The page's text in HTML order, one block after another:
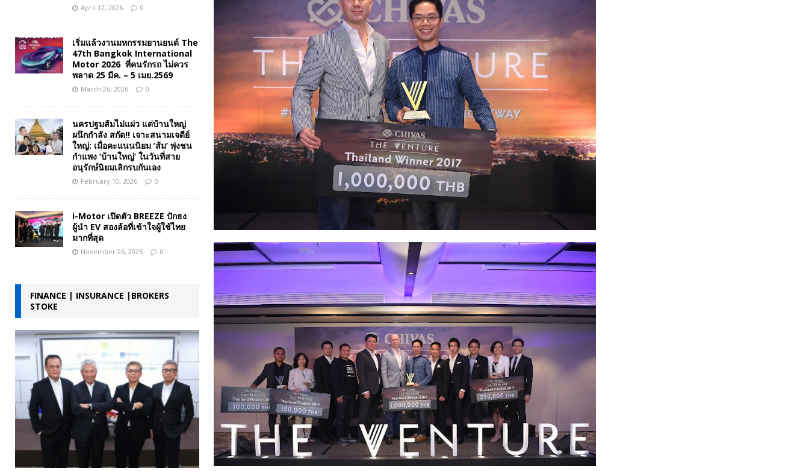
April 12, 2026 0
เริ่มแล้วงานมหกรรมยานยนต์ The
47th Bangkok International
Motor 2026 ที่คนรักรถ ไม่ควร
พลาด 25 มีค. – 5 เมย.2569
March 26, 2026 0
นครปฐมส้มไม่แผ่ว แต่บ้านใหญ่
ผนึกกำลัง สกัด!! เจาะสนามเจดีย์
ใหญ่: เมื่อคะแนนนิยม ‘ส้ม’ พุ่งชน
กำแพง ‘บ้านใหญ่’ ในวันที่สาย
อนุรักษ์นิยมเลิกรบกันเอง
February 10, 2026 0
i-Motor เปิดตัว BREEZE ปักธง
ผู้นำ EV สองล้อที่เข้าใจผู้ใช้ไทย
มากที่สุด
November 26, 2025 0
FINANCE | INSURANCE |BROKERS
STOKE